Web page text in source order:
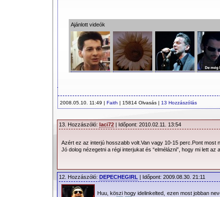
Ajánlott videók
2008.05.10. 11:49 | Faith | 15814 Olvasás | 13 Hozzászólás
13. Hozzászóló: laci72 | Időpont: 2010.02.11. 13:54
Azért ez az interjú hosszabb volt.Van vagy 10-15 perc.Pont most
Jó dolog nézegetni a régi interjukat és “elmélázni”, hogy mi lett az
12. Hozzászóló: DEPECHEGIRL | Időpont: 2009.08.30. 21:11
Huu, köszi hogy idelinkelted, ezen most jobban